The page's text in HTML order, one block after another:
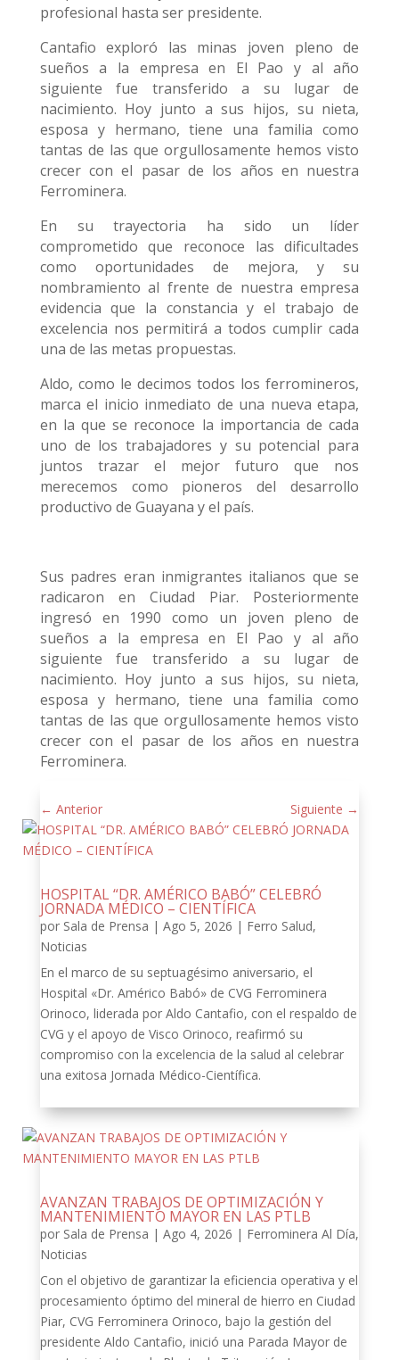
profesional hasta ser presidente.
Cantafio exploró las minas joven pleno de
sueños a la empresa en El Pao y al año
siguiente fue transferido a su lugar de
nacimiento. Hoy junto a sus hijos, su nieta,
esposa y hermano, tiene una familia como
tantas de las que orgullosamente hemos visto
crecer con el pasar de los años en nuestra
Ferrominera.
En su trayectoria ha sido un líder
comprometido que reconoce las dificultades
como oportunidades de mejora, y su
nombramiento al frente de nuestra empresa
evidencia que la constancia y el trabajo de
excelencia nos permitirá a todos cumplir cada
una de las metas propuestas.
Aldo, como le decimos todos los ferromineros,
marca el inicio inmediato de una nueva etapa,
en la que se reconoce la importancia de cada
uno de los trabajadores y su potencial para
juntos trazar el mejor futuro que nos
merecemos como pioneros del desarrollo
productivo de Guayana y el país.
Sus padres eran inmigrantes italianos que se
radicaron en Ciudad Piar. Posteriormente
ingresó en 1990 como un joven pleno de
sueños a la empresa en El Pao y al año
siguiente fue transferido a su lugar de
nacimiento. Hoy junto a sus hijos, su nieta,
esposa y hermano, tiene una familia como
tantas de las que orgullosamente hemos visto
crecer con el pasar de los años en nuestra
Ferrominera.
← Anterior Siguiente →
HOSPITAL “DR. AMÉRICO BABÓ” CELEBRÓ
JORNADA MÉDICO – CIENTÍFICA
por Sala de Prensa | Ago 5, 2026 | Ferro Salud,
Noticias
En el marco de su septuagésimo aniversario, el
Hospital «Dr. Américo Babó» de CVG Ferrominera
Orinoco, liderada por Aldo Cantafio, con el respaldo de
CVG y el apoyo de Visco Orinoco, reafirmó su
compromiso con la excelencia de la salud al celebrar
una exitosa Jornada Médico-Científica.
AVANZAN TRABAJOS DE OPTIMIZACIÓN Y
MANTENIMIENTO MAYOR EN LAS PTLB
por Sala de Prensa | Ago 4, 2026 | Ferrominera Al Día,
Noticias
Con el objetivo de garantizar la eficiencia operativa y el
procesamiento óptimo del mineral de hierro en Ciudad
Piar, CVG Ferrominera Orinoco, bajo la gestión del
presidente Aldo Cantafio, inició una Parada Mayor de